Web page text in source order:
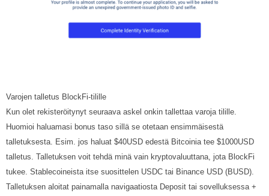
Varojen talletus BlockFi-tilille
Kun olet rekisteröitynyt seuraava askel onkin tallettaa varoja tilille.
Huomioi haluamasi bonus taso sillä se otetaan ensimmäisestä
talletuksesta. Esim. jos haluat $40USD edestä Bitcoinia tee $1000USD
talletus. Talletuksen voit tehdä minä vain kryptovaluuttana, jota BlockFi
tukee. Stablecoineista itse suosittelen USDC tai Binance USD (BUSD).
Talletuksen aloitat painamalla navigaatiosta Deposit tai sovelluksessa +